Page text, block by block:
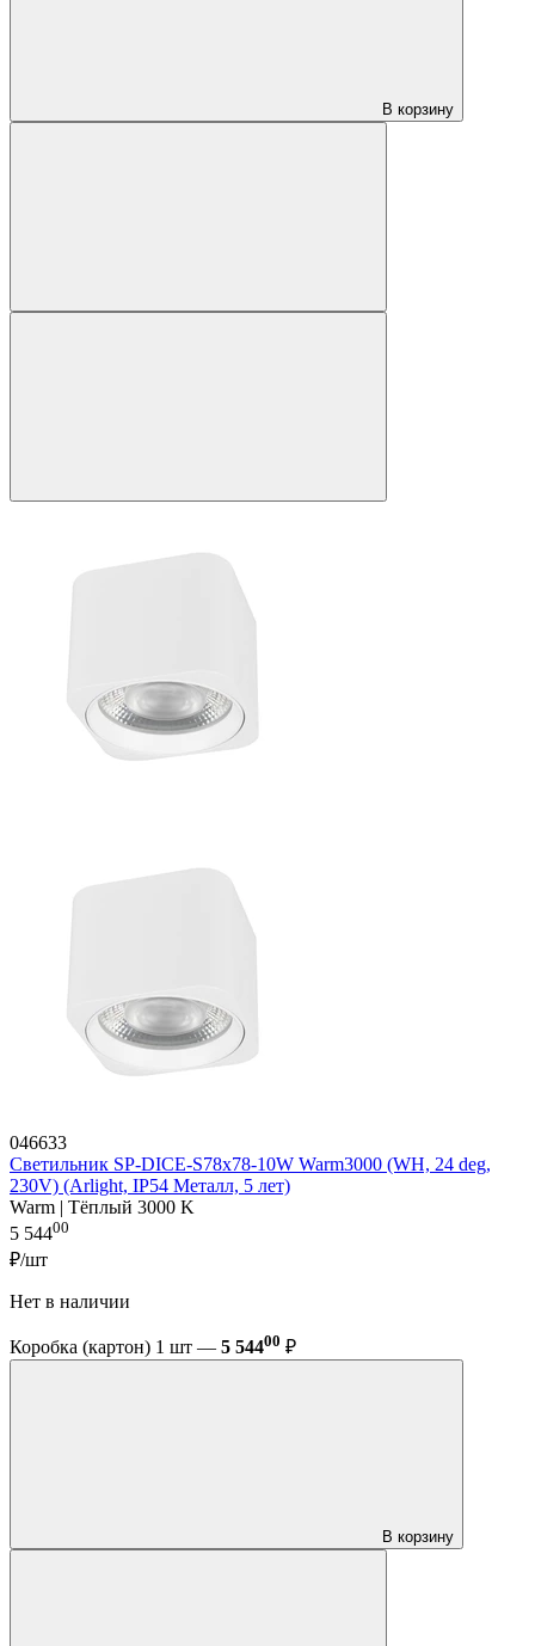
В корзину
046633
Светильник SP-DICE-S78x78-10W Warm3000 (WH, 24 deg,
230V) (Arlight, IP54 Металл, 5 лет)
Warm | Тёплый 3000 K
5 54400
₽/шт
Нет в наличии
Коробка (картон) 1 шт — 5 54400 ₽
В корзину